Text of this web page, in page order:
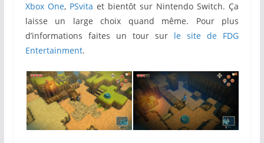
Xbox One, PSvita et bientôt sur Nintendo Switch. Ça
laisse un large choix quand même. Pour plus
d’informations faites un tour sur le site de FDG
Entertainment.